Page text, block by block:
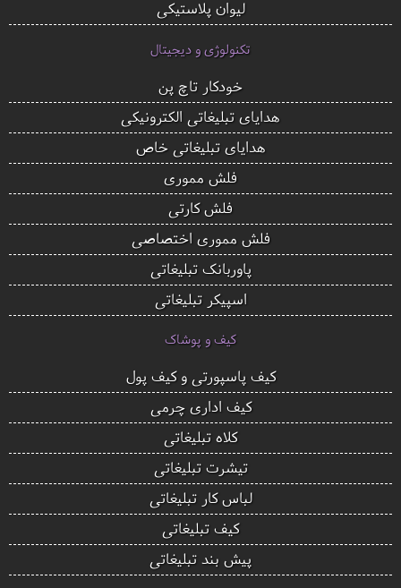
لیوان پلاستیکی
تکنولوژی و دیجیتال
خودکار تاچ پن
هدایای تبلیغاتی الکترونیکی
هدایای تبلیغاتی خاص
فلش مموری
فلش کارتی
فلش مموری اختصاصی
پاوربانک تبلیغاتی
اسپیکر تبلیغاتی
کیف و پوشاک
کیف پاسپورتی و کیف پول
کیف اداری چرمی
کلاه تبلیغاتی
تیشرت تبلیغاتی
لباس کار تبلیغاتی
کیف تبلیغاتی
پیش بند تبلیغاتی